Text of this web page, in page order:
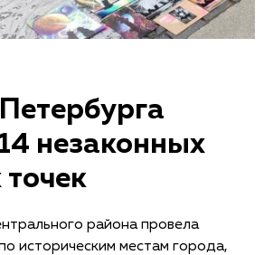
незаконных
района провела
историческим местам города,